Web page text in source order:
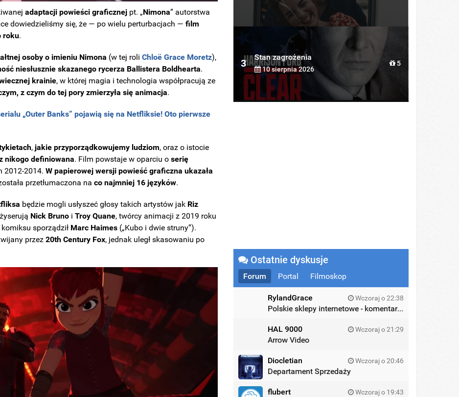
adaptacji powieści graficznej pt. „Nimona” autorstwa
dowiedzieliśmy się, że — po wielu perturbacjach —film
roku.
osoby o imieniu Nimona (w tej roliChloë Grace Moretz),
niesłusznie skazanego rycerza Ballistera Boldhearta.
krainie, w której magia i technologia współpracują ze
z czym do tej pory zmierzyła się animacja.
„Outer Banks” pojawią się na Netfliksie! Oto pierwsze
,jakie przyporządkowujemy ludziom, oraz o istocie
nikogo definiowana. Film powstaje w oparciu oserię
2012-2014.W papierowej wersji powieść graficzna ukazała
przetłumaczona naco najmniej 16 języków.
będzie mogli usłyszeć głosy takich artystów jak Riz
Nick Bruno iTroy Quane, twórcy animacji z 2019 roku
sporządził Marc Haimes („Kubo i dwie struny”).
przez20th Century Fox, jednak uległ skasowaniu po
3
Stan zagrożenia
10 sierpnia 2026
5
Ostatnie dyskusje
Forum Portal Filmoskop
RylandGrace Wczoraj o 22:38
Polskie sklepy internetowe - komentarze
HAL 9000 Wczoraj o 21:29
Arrow Video
Diocletian Wczoraj o 20:46
Departament Sprzedaży
flubert Wczoraj o 19:43